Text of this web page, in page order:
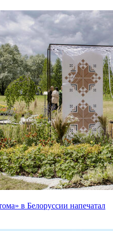
в Белоруссии напечатал